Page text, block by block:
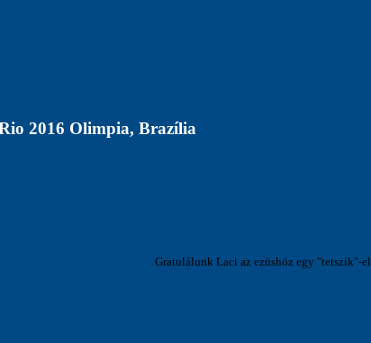
2016 Olimpia, Brazília
Gratulálunk Laci az ezüshöz egy "tetszik"-el